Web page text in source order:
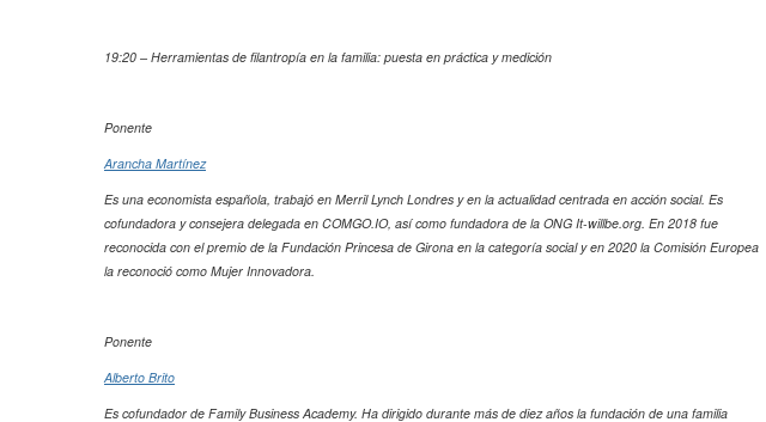
19:20 – Herramientas de filantropía en la familia: puesta en práctica y medición
Ponente
Arancha Martínez
Es una economista española, trabajó en Merril Lynch Londres y en la actualidad centrada en acción social. Es
cofundadora y consejera delegada en COMGO.IO, así como fundadora de la ONG It-willbe.org. En 2018 fue
reconocida con el premio de la Fundación Princesa de Girona en la categoría social y en 2020 la Comisión Europea
la reconoció como Mujer Innovadora.
Ponente
Alberto Brito
Es cofundador de Family Business Academy. Ha dirigido durante más de diez años la fundación de una familia